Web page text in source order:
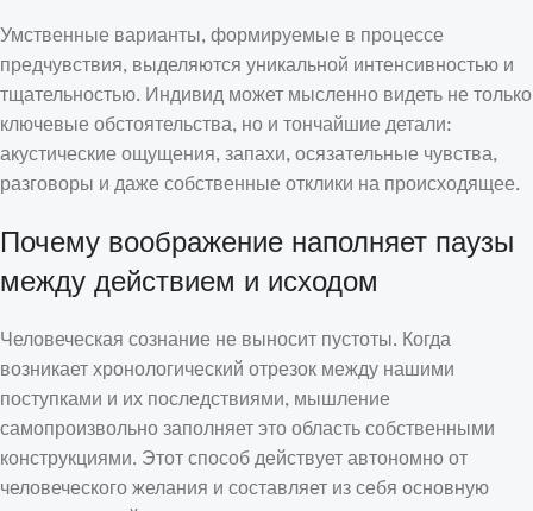
Умственные варианты, формируемые в процессе
предчувствия, выделяются уникальной интенсивностью и
тщательностью. Индивид может мысленно видеть не только
ключевые обстоятельства, но и тончайшие детали:
акустические ощущения, запахи, осязательные чувства,
разговоры и даже собственные отклики на происходящее.
Почему воображение наполняет паузы
между действием и исходом
Человеческая сознание не выносит пустоты. Когда
возникает хронологический отрезок между нашими
поступками и их последствиями, мышление
самопроизвольно заполняет это область собственными
конструкциями. Этот способ действует автономно от
человеческого желания и составляет из себя основную